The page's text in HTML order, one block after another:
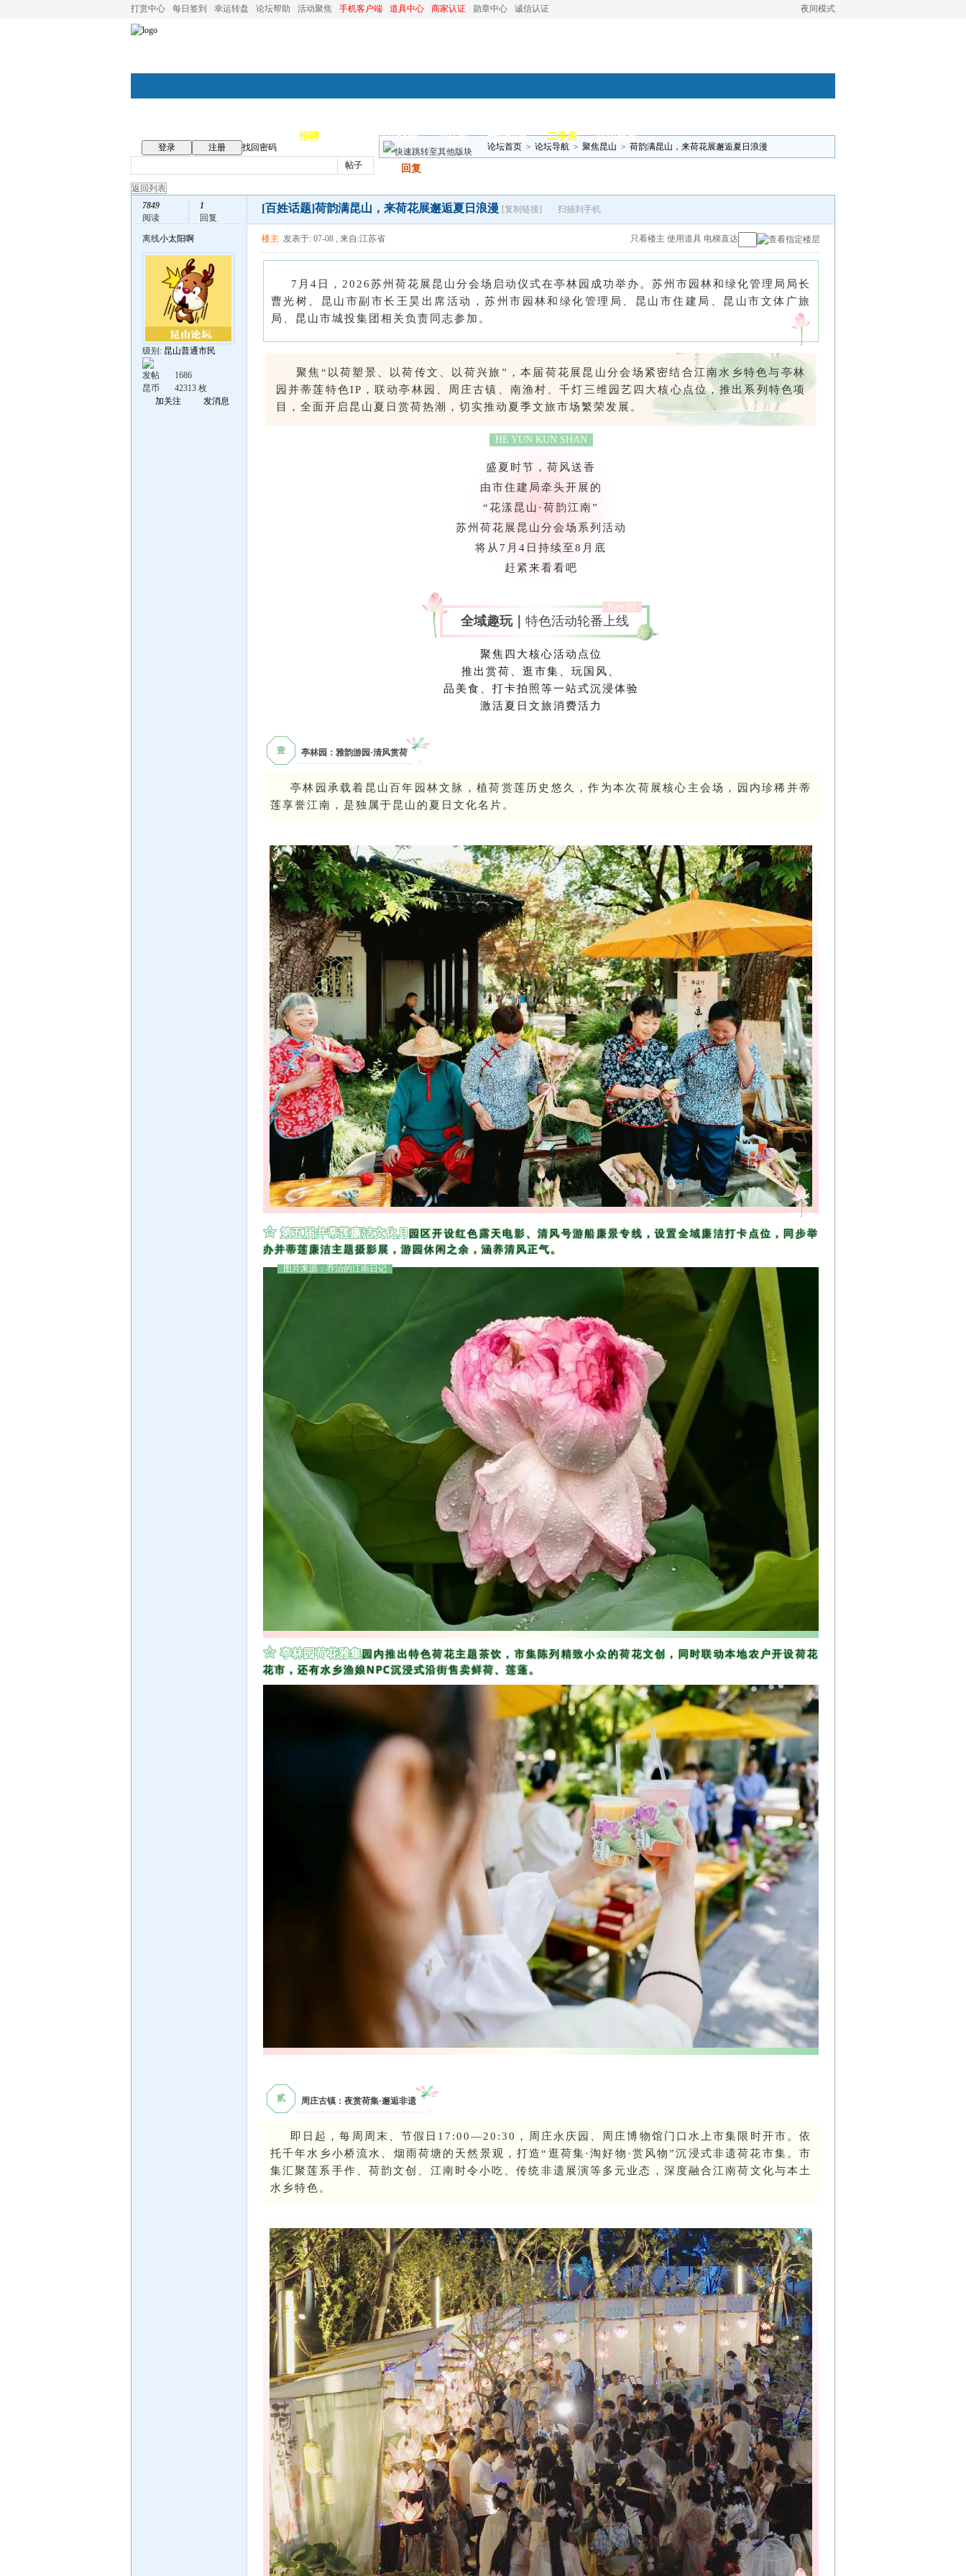
夜间模式
打赏中心 每日签到 幸运转盘 论坛帮助 活动聚焦 手机客户端 道具中心 商家认证 勋章中心 诚信认证
招聘 昆山优选 小红娘 分类信息 二手房 昆山视窗
登录 注册
找回密码
帖子
论坛首页 > 论坛导航 > 聚焦昆山 > 荷韵满昆山，来荷花展邂逅夏日浪漫
回复
返回列表
7849
阅读
1
回复
[百姓话题]荷韵满昆山，来荷花展邂逅夏日浪漫 [复制链接] 扫描到手机
离线小太阳啊
级别: 昆山普通市民
发帖
1686
昆币
42313 枚
加关注
发消息
只看楼主 使用道具 电梯直达
楼主 发表于: 07-08 , 来自:江苏省
7月4日，2026苏州荷花展昆山分会场启动仪式在亭林园成功举办。苏州市园林和绿化管理局局长
曹光树、昆山市副市长王昊出席活动，苏州市园林和绿化管理局、昆山市住建局、昆山市文体广旅
局、昆山市城投集团相关负责同志参加。
聚焦“以荷塑景、以荷传文、以荷兴旅”，本届荷花展昆山分会场紧密结合江南水乡特色与亭林
园并蒂莲特色IP，联动亭林园、周庄古镇、南渔村、千灯三维园艺四大核心点位，推出系列特色项
目，全面开启昆山夏日赏荷热潮，切实推动夏季文旅市场繁荣发展。
HE YUN KUN SHAN
盛夏时节，荷风送香
由市住建局牵头开展的
“花漾昆山·荷韵江南”
苏州荷花展昆山分会场系列活动
将从7月4日持续至8月底
赶紧来看看吧
Part.01
全域趣玩｜ 特色活动轮番上线
聚焦四大核心活动点位
推出赏荷、逛市集、玩国风、
品美食、打卡拍照等一站式沉浸体验
激活夏日文旅消费活力
壹 亭林园：雅韵游园·清风赏荷
亭林园承载着昆山百年园林文脉，植荷赏莲历史悠久，作为本次荷展核心主会场，园内珍稀并蒂
莲享誉江南，是独属于昆山的夏日文化名片。
☆第五届并蒂莲廉洁文化月 园区开设红色露天电影、清风号游船廉景专线，设置全域廉洁打卡点位，同步举
办并蒂莲廉洁主题摄影展，游园休闲之余，涵养清风正气。
图片来源：乔治的江南日记
☆亭林园荷花雅集园内推出特色荷花主题茶饮，市集陈列精致小众的荷花文创，同时联动本地农户开设荷花
花市，还有水乡渔娘NPC沉浸式沿街售卖鲜荷、莲蓬。
贰 周庄古镇：夜赏荷集·邂逅非遗
即日起，每周周末、节假日17:00—20:30，周庄永庆园、周庄博物馆门口水上市集限时开市。依
托千年水乡小桥流水、烟雨荷塘的天然景观，打造“逛荷集·淘好物·赏风物”沉浸式非遗荷花市集。 市
集汇聚莲系手作、荷韵文创、江南时令小吃、传统非遗展演等多元业态，深度融合江南荷文化与本土
水乡特色。